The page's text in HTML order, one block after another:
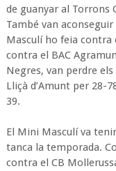
de guanyar al Torrons
També van
Masculí ho feia contra
contra el BAC
Negres, van perdre
Lliçà d’Amunt per 28-
39.
El Mini Masculí va
tanca la temporada.
contra el CB